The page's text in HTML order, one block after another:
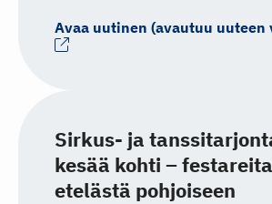
Avaa uutinen (avautuu uuteen
Sirkus- ja
kesää kohti – festareita
etelästä pohjoiseen